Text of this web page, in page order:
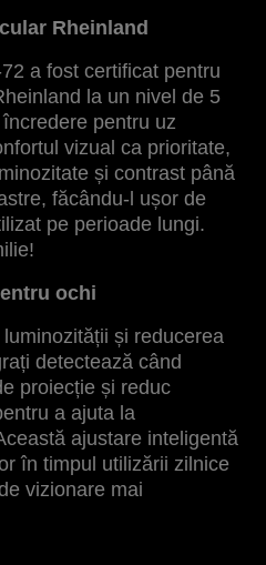
Rheinland
a fost certificat pentru
la un nivel de 5
pentru uz
vizual ca prioritate,
și contrast până
făcându-l ușor de
pe perioade lungi.
ochi
și reducerea
detectează când
proiecție și reduc
a ajuta la
ajustare inteligentă
în timpul utilizării zilnice
vizionare mai